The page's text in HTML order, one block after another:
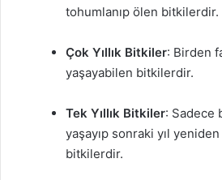
tohumlanıp ölen bitkilerdir.
Çok Yıllık Bitkiler: Birden
yaşayabilen bitkilerdir.
Tek Yıllık Bitkiler: Sadece
yaşayıp sonraki yıl
bitkilerdir.